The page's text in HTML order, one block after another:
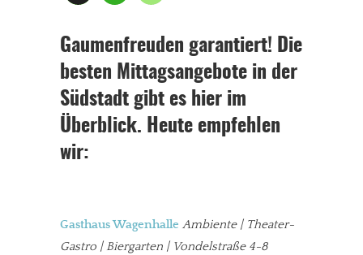
Gaumenfreuden garantiert! Die
besten Mittagsangebote in der
Südstadt gibt es hier im
Überblick. Heute empfehlen
wir:
Gasthaus Wagenhalle Ambiente | Theater-
Gastro | Biergarten | Vondelstraße 4-8